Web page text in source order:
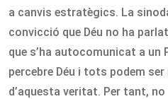
a canvis estratègics. La
convicció que Déu no ha
que s’ha autocomunicat a un
percebre Déu i tots podem
d’aquesta veritat. Per tant,